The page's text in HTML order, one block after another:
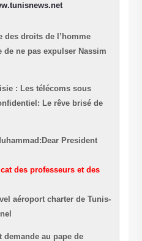
des droits de l’homme
de ne pas expulser Nassim
: Les télécoms sous
Le rêve brisé de
President
des professeurs et des
aéroport charter de Tunis-
demande au pape de